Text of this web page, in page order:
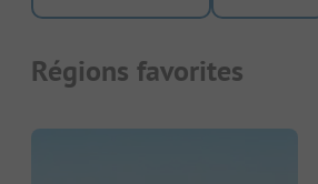
Régions favorites